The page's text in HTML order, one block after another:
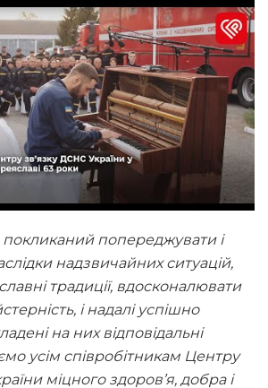
покликаний попереджувати і
надзвичайних ситуацій,
традиції, вдосконалювати
і надалі успішно
на них відповідальні
усім співробітникам Центру
міцного здоров’я, добра і